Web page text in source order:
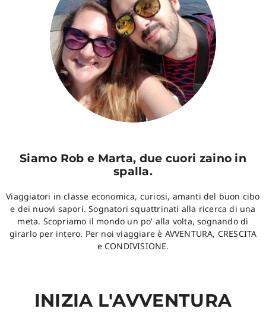
Siamo Rob e Marta, due cuori zaino in
spalla.
Viaggiatori in classe economica, curiosi, amanti del buon cibo
e dei nuovi sapori. Sognatori squattrinati alla ricerca di una
meta. Scopriamo il mondo un po' alla volta, sognando di
girarlo per intero. Per noi viaggiare è AVVENTURA, CRESCITA
e CONDIVISIONE.
INIZIA L'AVVENTURA